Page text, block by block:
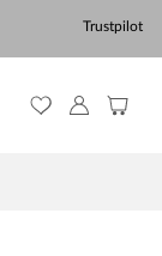
Trustpilot